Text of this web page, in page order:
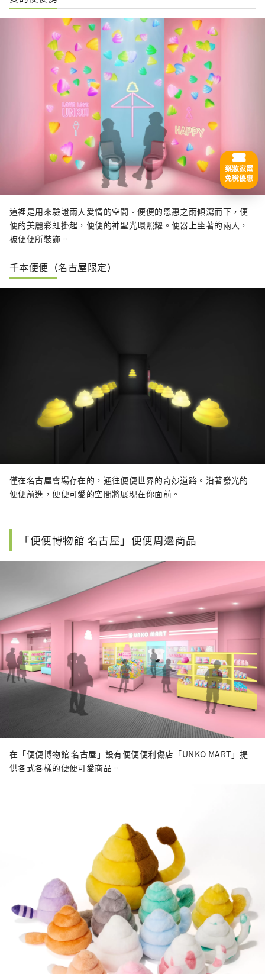
這裡是用來驗證兩人愛情的空間。便便的恩惠之雨傾瀉而下，便
便的美麗彩虹掛起，便便的神聖光環照耀。便器上坐著的兩人，
被便便所裝飾。
千本便便（名古屋限定）
僅在名古屋會場存在的，通往便便世界的奇妙道路。沿著發光的
便便前進，便便可愛的空間將展現在你面前。
「便便博物館 名古屋」便便周邊商品
在「便便博物館 名古屋」設有便便便利傷店「UNKO MART」提
供各式各樣的便便可愛商品。
藥妝家電
免稅優惠